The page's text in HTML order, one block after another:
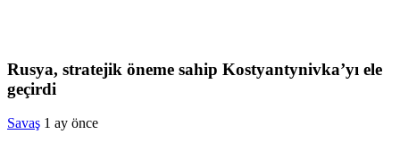
Rusya, stratejik öneme sahip Kostyantynivka’yı ele
geçirdi
Savaş 1 ay önce